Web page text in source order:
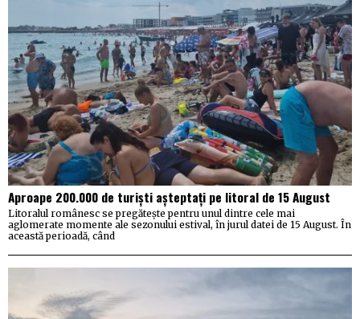
Aproape 200.000 de turiști așteptați pe litoral de 15 August
Litoralul românesc se pregătește pentru unul dintre cele mai
aglomerate momente ale sezonului estival, în jurul datei de 15 August. În
această perioadă, când